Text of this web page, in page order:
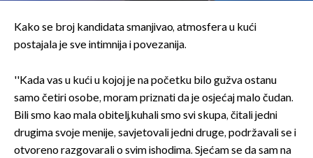
Kako se broj kandidata smanjivao, atmosfera u kući
postajala je sve intimnija i povezanija.
''Kada vas u kući u kojoj je na početku bilo gužva ostanu
samo četiri osobe, moram priznati da je osjećaj malo čudan.
Bili smo kao mala obitelj,kuhali smo svi skupa, čitali jedni
drugima svoje menije, savjetovali jedni druge, podržavali se i
otvoreno razgovarali o svim ishodima. Sjećam se da sam na